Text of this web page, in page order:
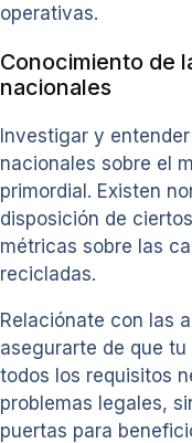
operativas.
Conocimiento de
nacionales
Investigar y
nacionales sobre el
primordial. Existen
disposición de
métricas sobre las
recicladas.
Relaciónate con las
asegurarte de que
todos los requisitos
problemas legales,
puertas para